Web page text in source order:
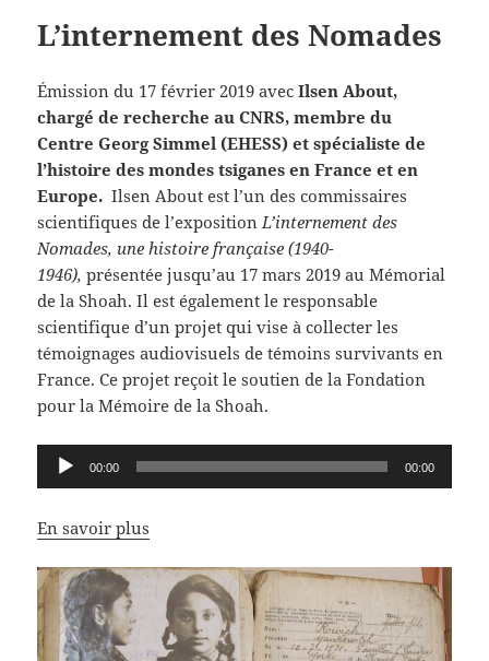
L’internement des Nomades
Émission du 17 février 2019 avecIlsen About,
chargé de recherche au CNRS, membre du
Centre Georg Simmel (EHESS) et spécialiste de
l’histoire des mondes tsiganes en France et en
Europe. Ilsen About est l’un des commissaires
scientifiques de l’expositionL’internement des
Nomades, une histoire française (1940-
1946),présentée jusqu’au 17 mars 2019 au Mémorial
de la Shoah. Il est également le responsable
scientifique d’un projet qui vise à collecter les
témoignages audiovisuels de témoins survivants en
France. Ce projet reçoit le soutien de la Fondation
pour la Mémoire de la Shoah.
Lecteur
audio
00:00 00:00
En savoir plus